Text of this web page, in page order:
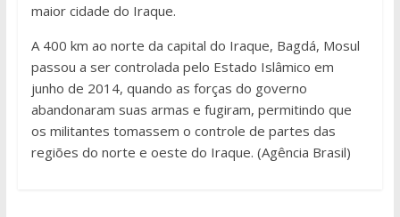
maior cidade do Iraque.
A 400 km ao norte da capital do Iraque, Bagdá, Mosul
passou a ser controlada pelo Estado Islâmico em
junho de 2014, quando as forças do governo
abandonaram suas armas e fugiram, permitindo que
os militantes tomassem o controle de partes das
regiões do norte e oeste do Iraque. (Agência Brasil)